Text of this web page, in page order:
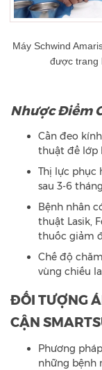
Máy Schwind
được trang
Nhược Điểm
Cần đeo
thuật để lớp
Thị lực phục
sau 3-6 tháng
Bệnh nhân
thuật Lasik,
thuốc giảm
Chế độ
vùng chiếu
ĐỐI TƯỢNG
CẬN
Phương pháp
những bệnh